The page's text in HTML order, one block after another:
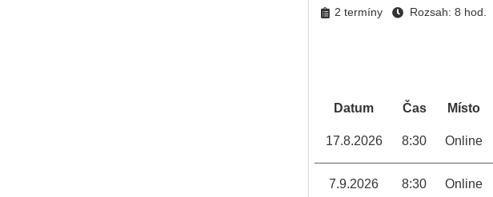
2 termíny Rozsah: 8 hod.
Datum Čas Místo
17.8.2026 8:30 Online
7.9.2026 8:30 Online